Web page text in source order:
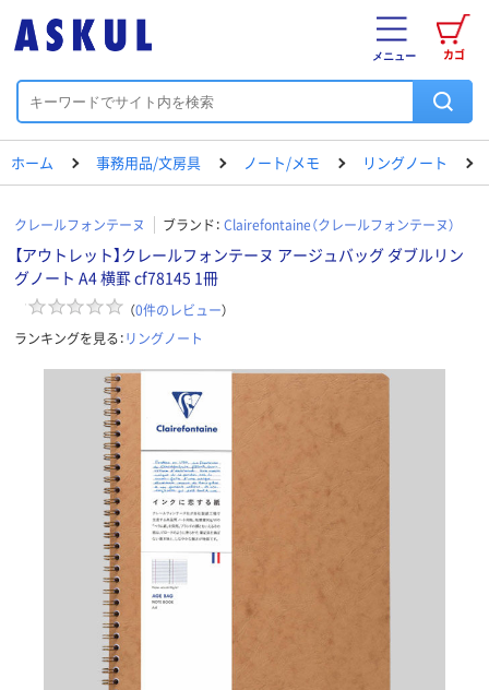
カゴ
メニュー
ホーム 事務用品/文房具 ノート/メモ リングノート
クレールフォンテーヌ ブランド： Clairefontaine（クレールフォンテーヌ）
【アウトレット】クレールフォンテーヌ アージュバッグ ダブルリン
グノート A4 横罫 cf78145 1冊
（0件のレビュー）
ランキングを見る：リングノート